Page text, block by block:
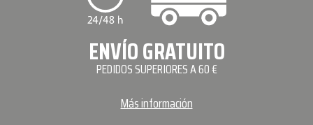
ENVÍO GRATUITO
PEDIDOS SUPERIORES A 60 €
Más información